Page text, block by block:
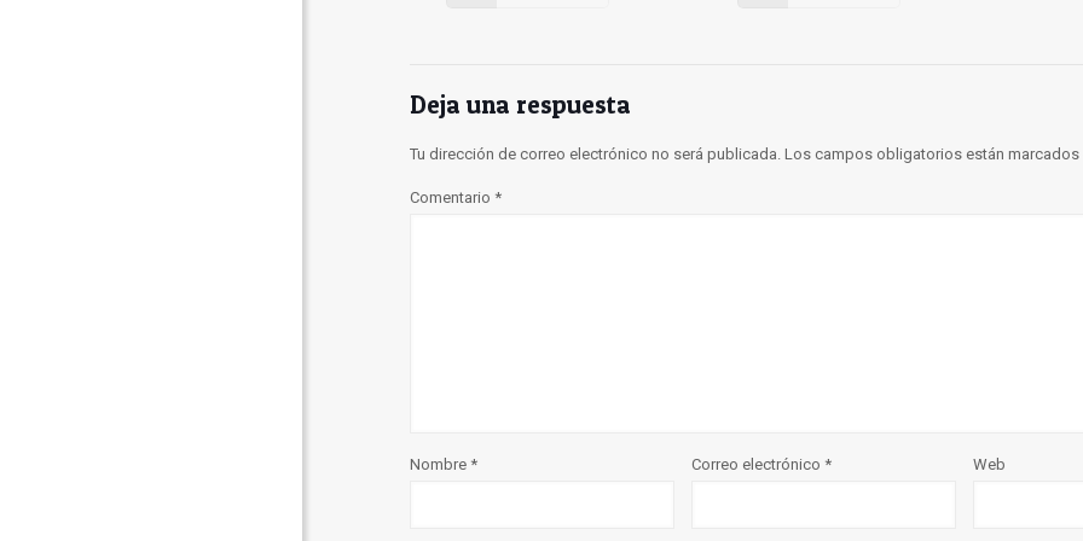
Deja una respuesta
Tu dirección de correo electrónico no será publicada. Los campos obligatorios están marcados
Comentario *
Nombre * Correo electrónico * Web